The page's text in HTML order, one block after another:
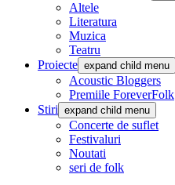
Altele
Literatura
Muzica
Teatru
Proiecte expand child menu
Acoustic Bloggers
Premiile ForeverFolk
Stiri expand child menu
Concerte de suflet
Festivaluri
Noutati
seri de folk